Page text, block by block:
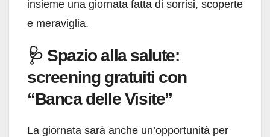
insieme una giornata fatta di sorrisi, scoperte
e meraviglia.
🩺 Spazio alla salute:
screening gratuiti con
“Banca delle Visite”
La giornata sarà anche un’opportunità per